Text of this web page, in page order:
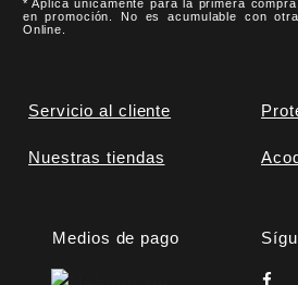
* Aplica unicamente para la primera
en promoción. No es acumulable con
Online.
Servicio al cliente
Nuestras tiendas
Medios de pago